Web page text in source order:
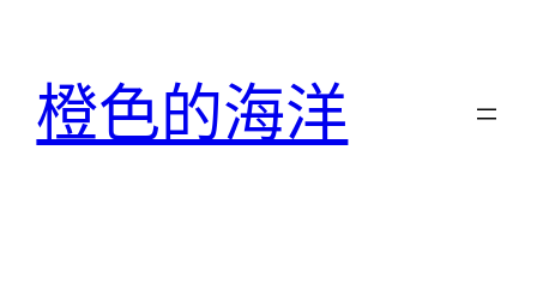
橙色的海洋